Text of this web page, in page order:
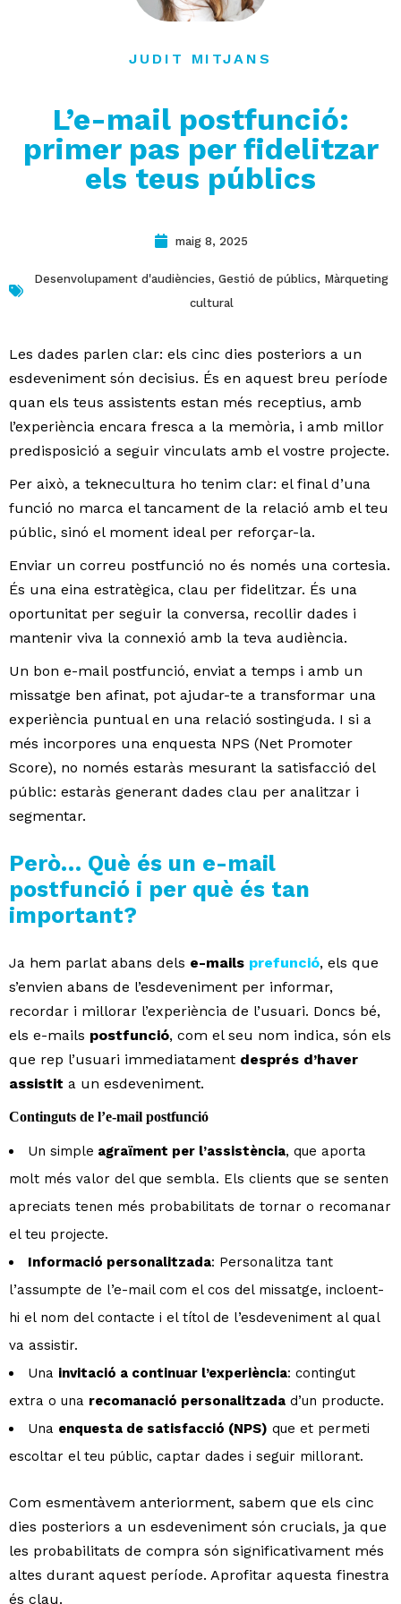
JUDIT MITJANS
L’e-mail postfunció:
primer pas per fidelitzar
els teus públics
maig 8, 2025
Desenvolupament d'audiències, Gestió de públics, Màrqueting
cultural
Les dades parlen clar: els cinc dies posteriors a un
esdeveniment són decisius. És en aquest breu període
quan els teus assistents estan més receptius, amb
l’experiència encara fresca a la memòria, i amb millor
predisposició a seguir vinculats amb el vostre projecte.
Per això, a teknecultura ho tenim clar: el final d’una
funció no marca el tancament de la relació amb el teu
públic, sinó el moment ideal per reforçar-la.
Enviar un correu postfunció no és només una cortesia.
És una eina estratègica, clau per fidelitzar. És una
oportunitat per seguir la conversa, recollir dades i
mantenir viva la connexió amb la teva audiència.
Un bon e-mail postfunció, enviat a temps i amb un
missatge ben afinat, pot ajudar-te a transformar una
experiència puntual en una relació sostinguda. I si a
més incorpores una enquesta NPS (Net Promoter
Score), no només estaràs mesurant la satisfacció del
públic: estaràs generant dades clau per analitzar i
segmentar.
Però… Què és un e-mail
postfunció i per què és tan
important?
Ja hem parlat abans dels e-mails prefunció, els que
s’envien abans de l’esdeveniment per informar,
recordar i millorar l’experiència de l’usuari. Doncs bé,
els e-mails postfunció, com el seu nom indica, són els
que rep l’usuari immediatament després d’haver
assistit a un esdeveniment.
Continguts de l’e-mail postfunció
Un simple agraïment per l’assistència, que aporta
molt més valor del que sembla. Els clients que se senten
apreciats tenen més probabilitats de tornar o recomanar
el teu projecte.
Informació personalitzada: Personalitza tant
l’assumpte de l’e-mail com el cos del missatge, incloent-
hi el nom del contacte i el títol de l’esdeveniment al qual
va assistir.
Una invitació a continuar l’experiència: contingut
extra o una recomanació personalitzada d’un producte.
Una enquesta de satisfacció (NPS) que et permeti
escoltar el teu públic, captar dades i seguir millorant.
Com esmentàvem anteriorment, sabem que els cinc
dies posteriors a un esdeveniment són crucials, ja que
les probabilitats de compra són significativament més
altes durant aquest període. Aprofitar aquesta finestra
és clau.